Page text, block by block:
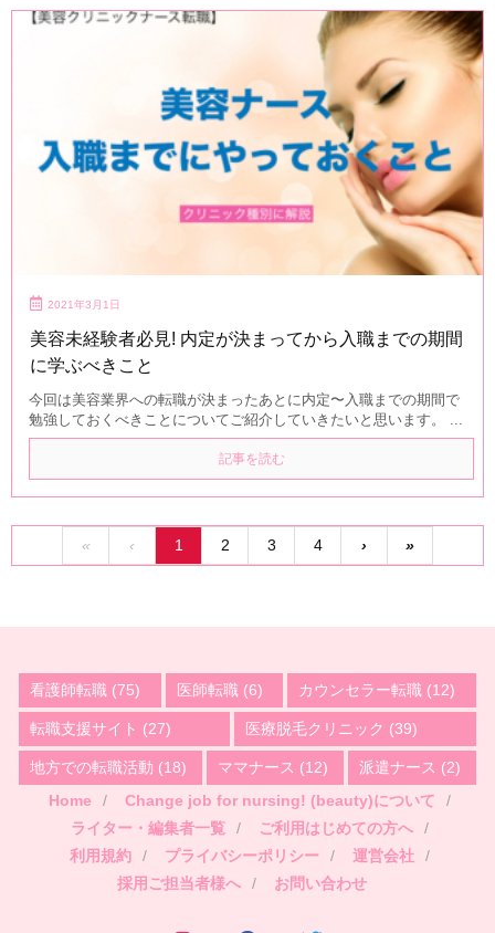
2021年3月1日
美容未経験者必見! 内定が決まってから入職までの期間
に学ぶべきこと
今回は美容業界への転職が決まったあとに内定〜入職までの期間で
勉強しておくべきことについてご紹介していきたいと思います。 ...
記事を読む
« ‹ 1 2 3 4 › »
カウンセラー転職 (12)
ママナース (12)
医師転職(6)
医療脱毛クリニック (39)
地方での転職活動 (18) 派遣ナース (2)
看護師転職 (75)
転職支援サイト (27)
Home
Change job for nursing! (beauty)について
ライター・編集者一覧
ご利用はじめての方へ
利用規約
プライバシーポリシー
運営会社
採用ご担当者様へ
お問い合わせ